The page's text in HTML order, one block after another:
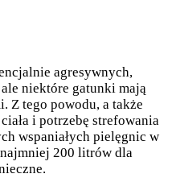
agresywnych,
niektóre gatunki mają
Z tego powodu, a także
i potrzebę strefowania
wspaniałych pielęgnic w
200 litrów dla